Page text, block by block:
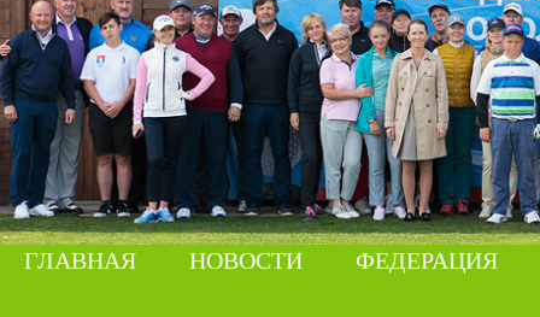
ГЛАВНАЯ НОВОСТИ ФЕДЕРАЦИЯ